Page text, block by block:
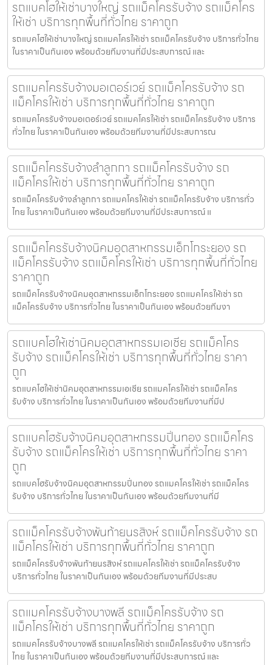
รถแบคโฮให้เช่าบางใหญ่ รถแม็คโครรับจ้าง รถแม็คโคร
ให้เช่า บริการทุกพื้นที่ทั่วไทย ราคาถูก
รถแบคโฮให้เช่าบางใหญ่ รถแมคโครให้เช่า รถแม็คโครรับจ้าง บริการทั่วไทย
ในราคาเป็นกันเอง พร้อมด้วยทีมงานที่มีประสบการณ์ และ
รถแมคโครรับจ้างมอเตอร์เวย์ รถแม็คโครรับจ้าง รถ
แม็คโครให้เช่า บริการทุกพื้นที่ทั่วไทย ราคาถูก
รถแมคโครรับจ้างมอเตอร์เวย์ รถแมคโครให้เช่า รถแม็คโครรับจ้าง บริการ
ทั่วไทย ในราคาเป็นกันเอง พร้อมด้วยทีมงานที่มีประสบการณ
รถแม็คโครรับจ้างลำลูกกา รถแม็คโครรับจ้าง รถ
แม็คโครให้เช่า บริการทุกพื้นที่ทั่วไทย ราคาถูก
รถแม็คโครรับจ้างลำลูกกา รถแมคโครให้เช่า รถแม็คโครรับจ้าง บริการทั่ว
ไทย ในราคาเป็นกันเอง พร้อมด้วยทีมงานที่มีประสบการณ์ แ
รถแม็คโครรับจ้างนิคมอุตสาหกรรมเอ็กโกระยอง รถ
แม็คโครรับจ้าง รถแม็คโครให้เช่า บริการทุกพื้นที่ทั่วไทย
ราคาถูก
รถแม็คโครรับจ้างนิคมอุตสาหกรรมเอ็กโกระยอง รถแมคโครให้เช่า รถ
แม็คโครรับจ้าง บริการทั่วไทย ในราคาเป็นกันเอง พร้อมด้วยทีมงา
รถแบคโฮให้เช่านิคมอุตสาหกรรมเอเชีย รถแม็คโคร
รับจ้าง รถแม็คโครให้เช่า บริการทุกพื้นที่ทั่วไทย ราคา
ถูก
รถแบคโฮให้เช่านิคมอุตสาหกรรมเอเชีย รถแมคโครให้เช่า รถแม็คโคร
รับจ้าง บริการทั่วไทย ในราคาเป็นกันเอง พร้อมด้วยทีมงานที่มีป
รถแบคโฮรับจ้างนิคมอุตสาหกรรมปิ่นทอง รถแม็คโคร
รับจ้าง รถแม็คโครให้เช่า บริการทุกพื้นที่ทั่วไทย ราคา
ถูก
รถแบคโฮรับจ้างนิคมอุตสาหกรรมปิ่นทอง รถแมคโครให้เช่า รถแม็คโคร
รับจ้าง บริการทั่วไทย ในราคาเป็นกันเอง พร้อมด้วยทีมงานที่มี
รถแม็คโครรับจ้างพันท้ายนรสิงห์ รถแม็คโครรับจ้าง รถ
แม็คโครให้เช่า บริการทุกพื้นที่ทั่วไทย ราคาถูก
รถแม็คโครรับจ้างพันท้ายนรสิงห์ รถแมคโครให้เช่า รถแม็คโครรับจ้าง
บริการทั่วไทย ในราคาเป็นกันเอง พร้อมด้วยทีมงานที่มีประสบ
รถแมคโครรับจ้างบางพลี รถแม็คโครรับจ้าง รถ
แม็คโครให้เช่า บริการทุกพื้นที่ทั่วไทย ราคาถูก
รถแมคโครรับจ้างบางพลี รถแมคโครให้เช่า รถแม็คโครรับจ้าง บริการทั่ว
ไทย ในราคาเป็นกันเอง พร้อมด้วยทีมงานที่มีประสบการณ์ และ